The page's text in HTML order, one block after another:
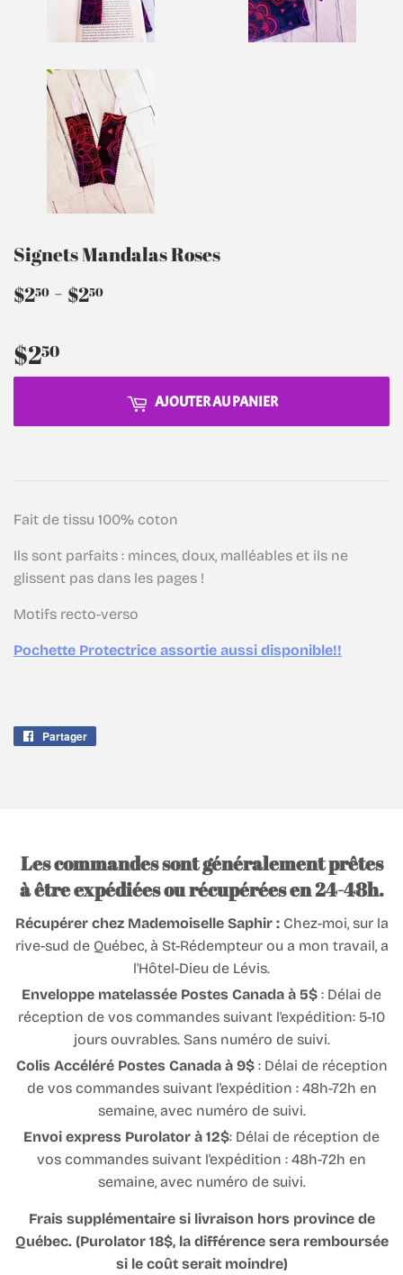
Signets Mandalas Roses
$250 $2.50
- $250
$250
AJOUTER AU PANIER
Fait de tissu 100% coton
Ils sont parfaits : minces, doux, malléables et ils ne
glissent pas dans les pages !
Motifs recto-verso
Pochette Protectrice assortie aussi disponible!!
Partager
Les commandes sont généralement prêtes
à être expédiées ou récupérées en 24-48h.
Récupérer chez Mademoiselle Saphir :Chez-moi, sur la
rive-sud de Québec, à St-Rédempteur ou a mon travail, a
l'Hôtel-Dieu de Lévis.
Enveloppe matelassée Postes Canada à 5$ : Délai de
réception de vos commandes suivant l'expédition: 5-10
jours ouvrables. Sans numéro de suivi.
Colis Accéléré Postes Canada à 9$: Délai de réception
de vos commandes suivant l'expédition : 48h-72h en
semaine, avec numéro de suivi.
Envoi express Purolator à 12$: Délai de réception de
vos commandes suivant l'expédition : 48h-72h en
semaine, avec numéro de suivi.
Frais supplémentaire si livraison hors province de
Québec. (Purolator 18$, la différence sera remboursée
si le coût serait moindre)